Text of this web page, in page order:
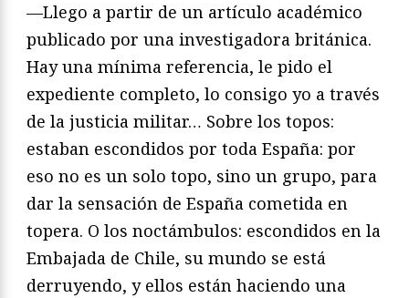
—Llego a partir de un artículo académico
publicado por una investigadora británica.
Hay una mínima referencia, le pido el
expediente completo, lo consigo yo a través
de la justicia militar… Sobre los topos:
estaban escondidos por toda España: por
eso no es un solo topo, sino un grupo, para
dar la sensación de España cometida en
topera. O los noctámbulos: escondidos en la
Embajada de Chile, su mundo se está
derruyendo, y ellos están haciendo una